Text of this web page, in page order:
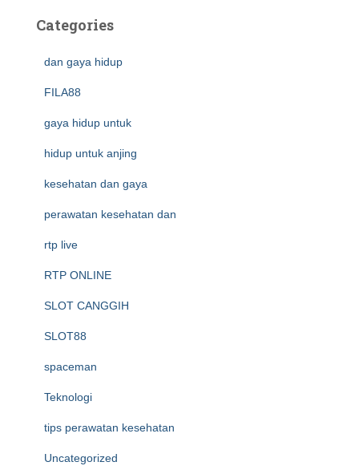
Categories
dan gaya hidup
FILA88
gaya hidup untuk
hidup untuk anjing
kesehatan dan gaya
perawatan kesehatan dan
rtp live
RTP ONLINE
SLOT CANGGIH
SLOT88
spaceman
Teknologi
tips perawatan kesehatan
Uncategorized